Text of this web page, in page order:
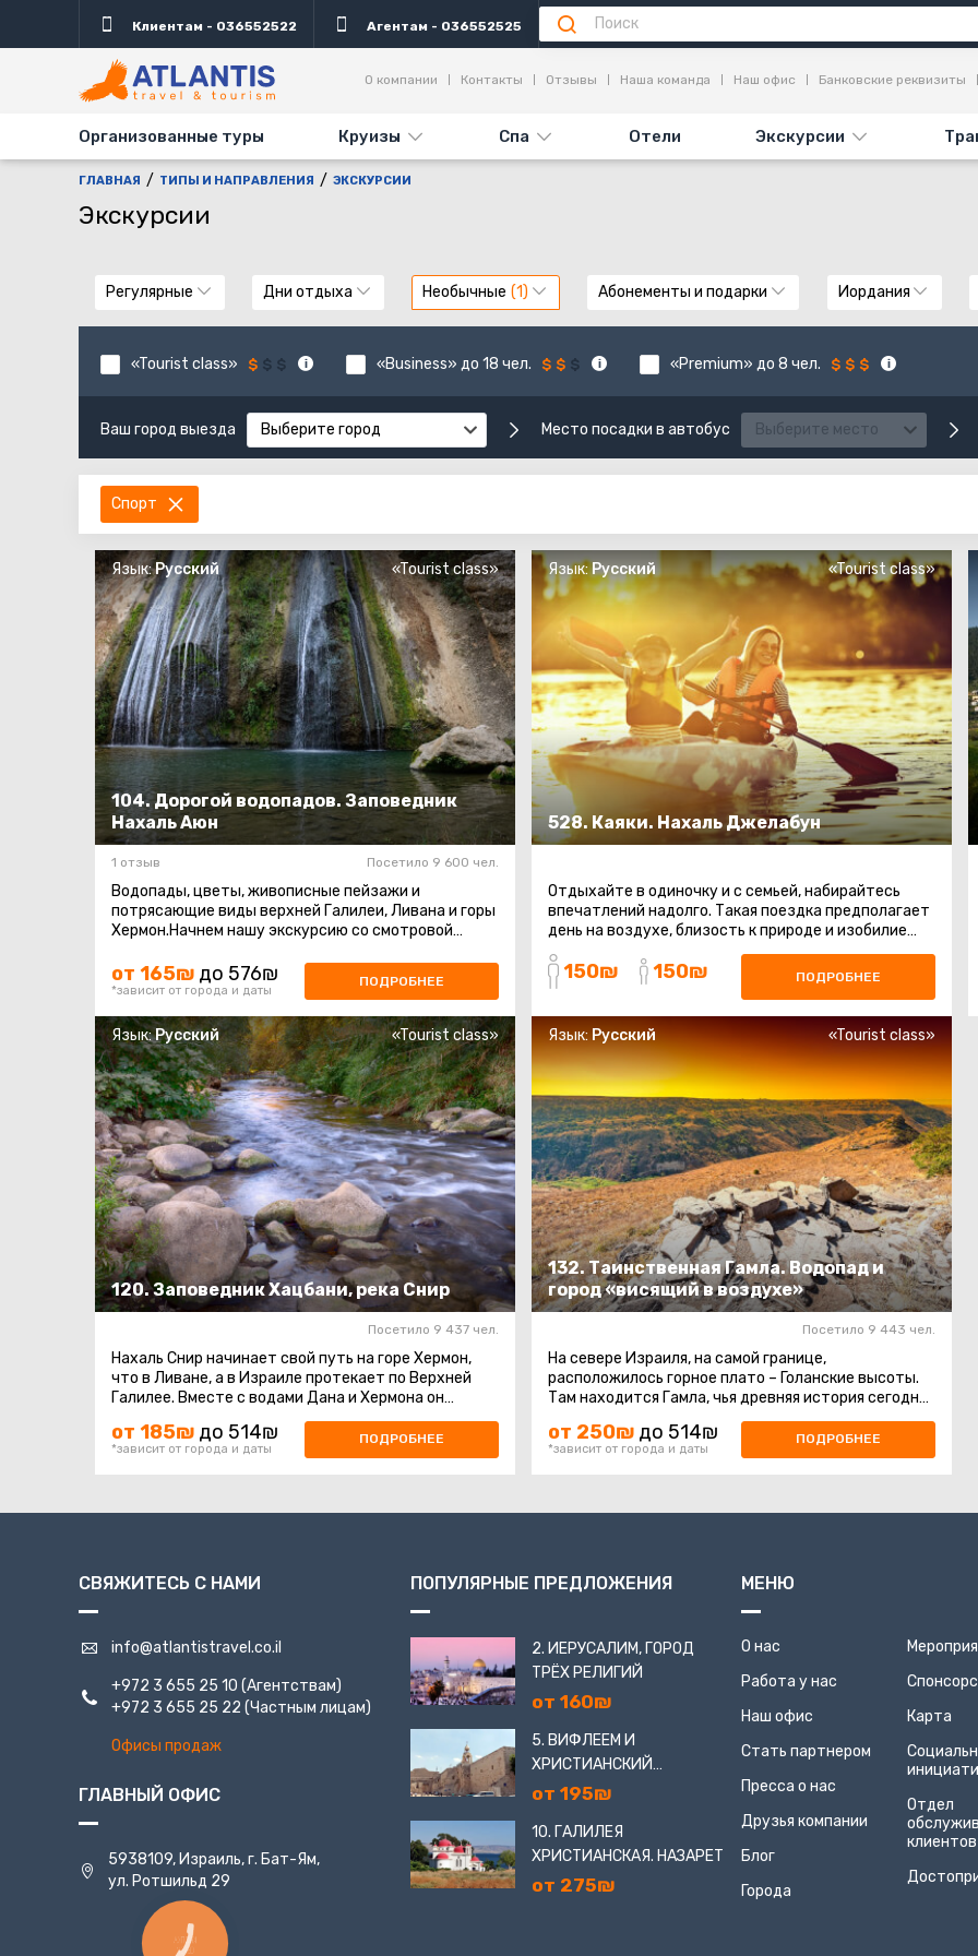
Клиентам - 036552522 Агентам - 036552525
Организованные туры Круизы Спа Отели Экскурсии
О компании Контакты Отзывы Наша команда Наш офис Банковские реквизиты
ГЛАВНАЯ ТИПЫ И НАПРАВЛЕНИЯ ЭКСКУРСИИ
Экскурсии
Регулярные Дни отдыха Необычные Абонементы и подарки Иордания
«Tourist class» «Business» до 18 чел. «Premium» до 8 чел.
Ваш город выезда Выберите город Место посадки в автобус Выберите место
Спорт
104. Дорогой водопадов. Заповедник
Нахаль Аюн
Язык:Русский «Tourist class»
1 отзыв Посетило 9 600 чел.
Водопады, цветы, живописные пейзажи и
потрясающие виды верхней Галилеи, Ливана и горы
Хермон.Начнем нашу экскурсию со смотровой
от 165₪ до 576₪
*зависит от города и даты
ПОДРОБНЕЕ
528. Каяки. Нахаль Джелабун
Язык: Русский «Tourist class»
Отдыхайте в одиночку и с семьей, набирайтесь
впечатлений надолго. Такая поездка предполагает
день на воздухе, близость к природе и изобилие
активностей. Наше путешествие ...
150₪ 150₪ ПОДРОБНЕЕ
120. Заповедник Хацбани, река Снир
Язык:Русский «Tourist class»
Посетило 9 437 чел.
Нахаль Снир начинает свой путь на горе Хермон,
что в Ливане, а в Израиле протекает по Верхней
Галилее. Вместе с водами Дана и Хермона он
питает величественный Иордан ...
от 185₪ до 514₪
*зависит от города и даты
ПОДРОБНЕЕ
132. Таинственная Гамла. Водопад и
город «висящий в воздухе»
Язык: Русский «Tourist class»
Посетило 9 443 чел.
На севере Израиля, на самой границе,
расположилось горное плато – Голанские высоты.
Там находится Гамла, чья древняя история сегодня
привлекает туристов со всего ...
от 250₪ до 514₪
*зависит от города и даты
ПОДРОБНЕЕ
СВЯЖИТЕСЬ С НАМИ
info@atlantistravel.co.il
+972 3 655 25 10 (Агентствам)
+972 3 655 25 22 (Частным лицам)
Офисы продаж
ГЛАВНЫЙ ОФИС
5938109, Израиль, г. Бат-Ям,
ул. Ротшильд 29
ПОПУЛЯРНЫЕ ПРЕДЛОЖЕНИЯ
2. ИЕРУСАЛИМ, ГОРОД
ТРЁХ РЕЛИГИЙ
от 160₪
5. ВИФЛЕЕМ И
ХРИСТИАНСКИЙ
ИЕРУСАЛИМ
от 195₪
10. ГАЛИЛЕЯ
ХРИСТИАНСКАЯ. НАЗАРЕТ
от 275₪
МЕНЮ
О нас
Работа у нас
Наш офис
Стать партнером
Пресса о нас
Друзья компании
Блог
Города
Карта
Отдел
клиентов
КНОПКА
СВЯЗИ